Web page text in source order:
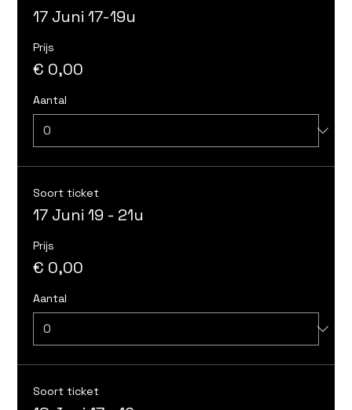
17 Juni 17-19u
Prijs
€ 0,00
Aantal
Soort ticket
17 Juni 19 - 21u
Prijs
€ 0,00
Aantal
Soort ticket